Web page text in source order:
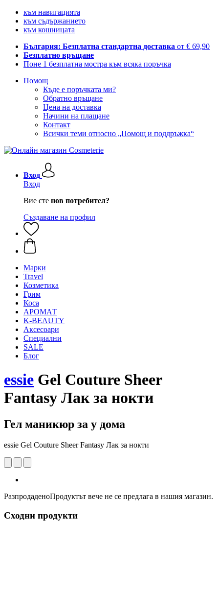
към навигацията
към съдържанието
към кошницата
България: Безплатна стандартна доставка от € 69,90
Безплатно връщане
Поне 1 безплатна мостра към всяка поръчка
Помощ
Къде е поръчката ми?
Обратно връщане
Цена на доставка
Начини на плащане
Контакт
Всички теми относно „Помощ и поддръжка“
Вход
Вход
Вие сте нов потребител?
Създаване на профил
Mарки
Travel
Козметика
Грим
Коса
АРОМАТ
K-BEAUTY
Аксесоари
Специални
SALE
Блог
essie Gel Couture Sheer
Fantasy Лак за нокти
Гел маникюр за у дома
essie Gel Couture Sheer Fantasy Лак за нокти
РазпродаденоПродуктът вече не се предлага в нашия магазин.
Сходни продукти